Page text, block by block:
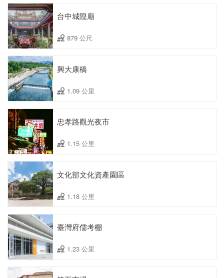
台中城隍廟
879 公尺
興大康橋
1.09 公里
忠孝路觀光夜市
1.15 公里
文化部文化資產園區
1.18 公里
臺灣府儒考棚
1.23 公里